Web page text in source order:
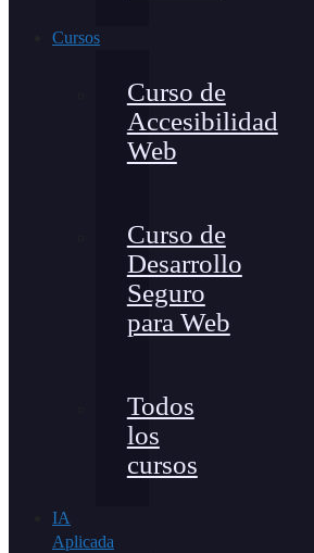
Cursos
Curso de
Accesibilidad
Web
Curso de
Desarrollo
Seguro
para Web
Todos
los
cursos
IA
Aplicada